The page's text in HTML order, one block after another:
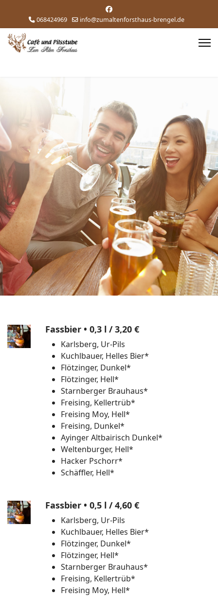
068424969 info@zumaltenforsthaus-brengel.de
Fassbier • 0,3 l / 3,20 €
Karlsberg, Ur-Pils
Kuchlbauer, Helles Bier*
Flötzinger, Dunkel*
Flötzinger, Hell*
Starnberger Brauhaus*
Freising, Kellertrüb*
Freising Moy, Hell*
Freising, Dunkel*
Ayinger Altbairisch Dunkel*
Weltenburger, Hell*
Hacker Pschorr*
Schäffler, Hell*
Fassbier • 0,5 l / 4,60 €
Karlsberg, Ur-Pils
Kuchlbauer, Helles Bier*
Flötzinger, Dunkel*
Flötzinger, Hell*
Starnberger Brauhaus*
Freising, Kellertrüb*
Freising Moy, Hell*